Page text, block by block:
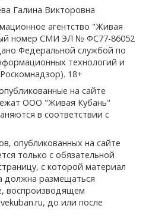
Галина Викторовна
агентство "Живая
номер СМИ ЭЛ № ФС77-86052
Федеральной службой по
технологий и
18+
на сайте
ООО "Живая Кубань"
в соответствии с
опубликованных на сайте
только с обязательной
с которой материал
должна размещаться
воспроизводящем
до или после